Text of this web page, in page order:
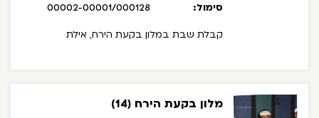
סימול:
00002-00001/000128
קבלת שבת במלון בקעת הירח, אילת
מלון בקעת הירח (14)